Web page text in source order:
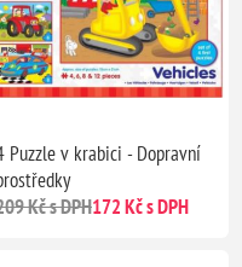
Puzzle v krabici - Dopravní
Kč s DPH172 Kč s DPH